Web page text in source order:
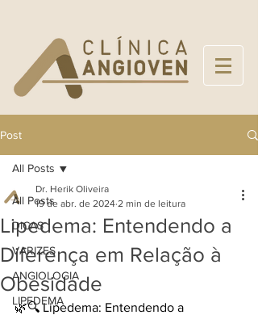
Post
All Posts
DICAS
VARIZES
ANGIOLOGIA
LIPEDEMA
All Posts
Lipedema: Entendendo a
Diferença em Relação à
Obesidade
Dr. Herik Oliveira
19 de abr. de 2024 2 min de leitura
🌿🔍 Lipedema: Entendendo a